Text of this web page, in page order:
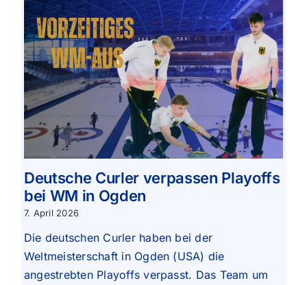
Deutsche Curler verpassen Playoffs
bei WM in Ogden
7. April 2026
Die deutschen Curler haben bei der
Weltmeisterschaft in Ogden (USA) die
angestrebten Playoffs verpasst. Das Team um